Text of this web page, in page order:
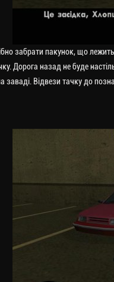
забрати пакунок, що
Дорога назад не буде
заваді. Відвези тачку до